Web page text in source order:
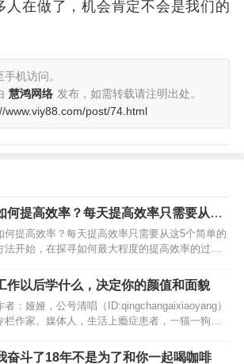
人在做了，机会肯定不会是我们的
机访问。
慧鸿网络 发布，如需转载请注明出处。
www.viy88.com/post/74.html
何提高效率？每天提高效率只需要从这5
简单的方法开始
何提高效率？每天提高效率只需要从这5个简单的
法开始，在探寻如何最大程度的提高效率的过程
会匆匆吃完早餐，然后努力使自己尽快投入一天
工作中，每天早上就像…
作以后学什么，决定你的颜值和面貌
者：娅娅，公号清唱（ID:qingchangaixiaoyang）
栏作家。媒体人，生活上瘾症患者，一猫一狗儿
奋斗了18年不是为了和你一起喝咖啡